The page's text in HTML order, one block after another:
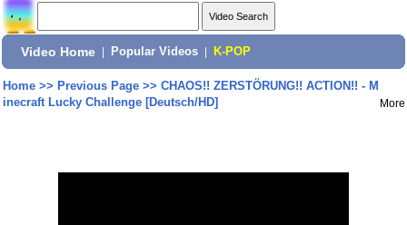
Video Home Popular Videos K-POP
Home>> Previous Page>> CHAOS!! ZERSTÖRUNG!! ACTION!! - M
inecraft Lucky Challenge [Deutsch/HD]
More